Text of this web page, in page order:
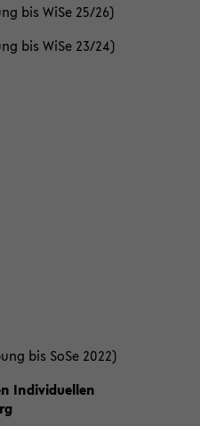
bis WiSe 25/26)
bis WiSe 23/24)
bis SoSe 2022)
Individuellen